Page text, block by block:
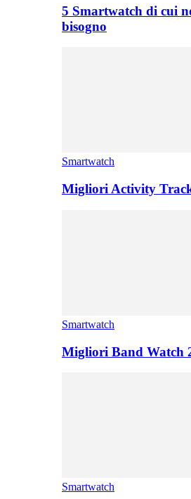
5 Smartwatch di cui
bisogno
Smartwatch
Migliori Activity
Smartwatch
Migliori Band Watch
Smartwatch